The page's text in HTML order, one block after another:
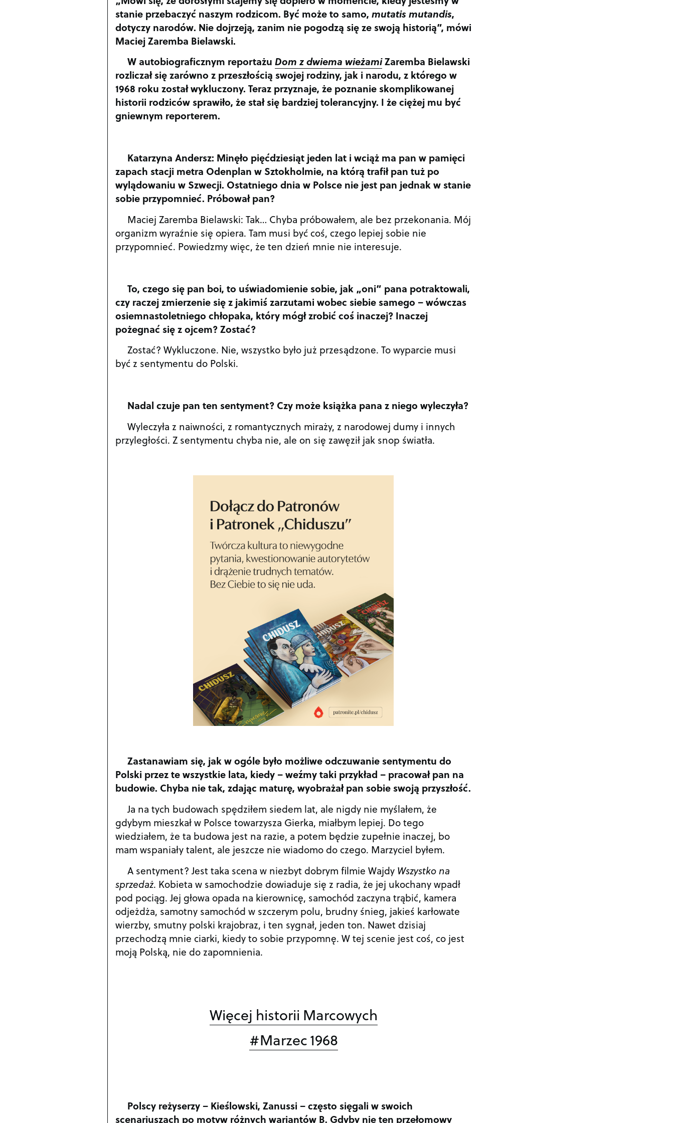
stanie przebaczyć naszym rodzicom. Być może to samo, mutatis mutandis,
dotyczy narodów. Nie dojrzeją, zanim nie pogodzą się ze swoją historią”, mówi
Maciej Zaremba Bielawski.
W autobiograficznym reportażu Dom z dwiema wieżamiZaremba Bielawski
rozliczał się zarówno z przeszłością swojej rodziny, jak i narodu, z którego w
1968 roku został wykluczony. Teraz przyznaje, że poznanie skomplikowanej
historii rodziców sprawiło, że stał się bardziej tolerancyjny. I że ciężej mu być
gniewnym reporterem.
Katarzyna Andersz: Minęło pięćdziesiąt jeden lat i wciąż ma pan w pamięci
zapach stacji metra Odenplan w Sztokholmie, na którą trafił pan tuż po
wylądowaniu w Szwecji. Ostatniego dnia w Polsce nie jest pan jednak w stanie
sobie przypomnieć. Próbował pan?
Maciej Zaremba Bielawski: Tak… Chyba próbowałem, ale bez przekonania. Mój
organizm wyraźnie się opiera. Tam musi być coś, czego lepiej sobie nie
przypomnieć. Powiedzmy więc, że ten dzień mnie nie interesuje.
To, czego się pan boi, to uświadomienie sobie, jak „oni” pana potraktowali,
czy raczej zmierzenie się z jakimiś zarzutami wobec siebie samego – wówczas
osiemnastoletniego chłopaka, który mógł zrobić coś inaczej? Inaczej
pożegnać się z ojcem? Zostać?
Zostać? Wykluczone. Nie, wszystko było już przesądzone. To wyparcie musi
być z sentymentu do Polski.
Nadal czuje pan ten sentyment? Czy może książka pana z niego wyleczyła?
Wyleczyła z naiwności, z romantycznych miraży, z narodowej dumy i innych
przyległości. Z sentymentu chyba nie, ale on się zawęził jak snop światła.
Zastanawiam się, jak w ogóle było możliwe odczuwanie sentymentu do
Polski przez te wszystkie lata, kiedy – weźmy taki przykład – pracował pan na
budowie. Chyba nie tak, zdając maturę, wyobrażał pan sobie swoją przyszłość.
Ja na tych budowach spędziłem siedem lat, ale nigdy nie myślałem, że
gdybym mieszkał w Polsce towarzysza Gierka, miałbym lepiej. Do tego
wiedziałem, że ta budowa jest na razie, a potem będzie zupełnie inaczej, bo
mam wspaniały talent, ale jeszcze nie wiadomo do czego. Marzyciel byłem.
A sentyment? Jest taka scena w niezbyt dobrym filmie Wajdy Wszystko na
sprzedaż. Kobieta w samochodzie dowiaduje się z radia, że jej ukochany wpadł
pod pociąg. Jej głowa opada na kierownicę, samochód zaczyna trąbić, kamera
odjeżdża, samotny samochód w szczerym polu, brudny śnieg, jakieś karłowate
wierzby, smutny polski krajobraz, i ten sygnał, jeden ton. Nawet dzisiaj
przechodzą mnie ciarki, kiedy to sobie przypomnę. W tej scenie jest coś, co jest
moją Polską, nie do zapomnienia.
Więcej historii Marcowych
#Marzec 1968
Polscy reżyserzy – Kieślowski, Zanussi – często sięgali w swoich
scenariuszach po motyw różnych wariantów B. Gdyby nie ten przełomowy